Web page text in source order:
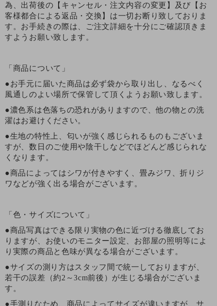
為、出荷後の【キャンセル・注文内容の変更】及び【お
客様都合による返品・交換】は一切お断り致しておりま
す。お手続きの際は、ご注文詳細を十分にご確認頂きま
すようお願い致します。
「商品について」
●お手元に届いた商品は必ず袋から取り出し、なるべく
風通しのよい場所で保管して頂くようお願い致します。
●濃色系は色落ちの恐れがありますので、他の物との洗
濯はお避けください。
●生地の特性上、匂いが強く感じられるものもございま
すが、数日のご使用や陰干しなどでほどんど感じられな
くなります。
●商品によってはシワが付きやすく、畳みジワ、折りジ
ワなどが強く出る場合がございます。
「色・サイズについて」
●商品写真はできる限り実物の色に近づける徹底してお
りますが、お使いのモニター設定、お部屋の照明等によ
り実際の商品と色味が異なる場合がございます。
●サイズの測り方はスタッフ間で統一しておりますが、
若干の誤差（約2～3cm前後）が生じる場合がございま
す。
●手測りなため、商品によってサイズが違いますが、サ